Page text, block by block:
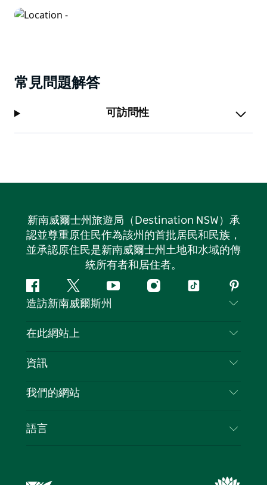
常見問題解答
可訪問性
新南威爾士州旅遊局（Destination NSW）承
認並尊重原住民作為該州的首批居民和民族，
並承認原住民是新南威爾士州土地和水域的傳
統所有者和居住者。
Facebook嘰
嘰
喳
Youtube Instagram
抖
造訪新南威爾斯州
聯絡我們
隱私
Cookie 通知
在此網站上
目的地
新南威爾斯州公路旅行
活動
資訊
旅行資訊
新南威爾斯的商業
我們的網站
語言